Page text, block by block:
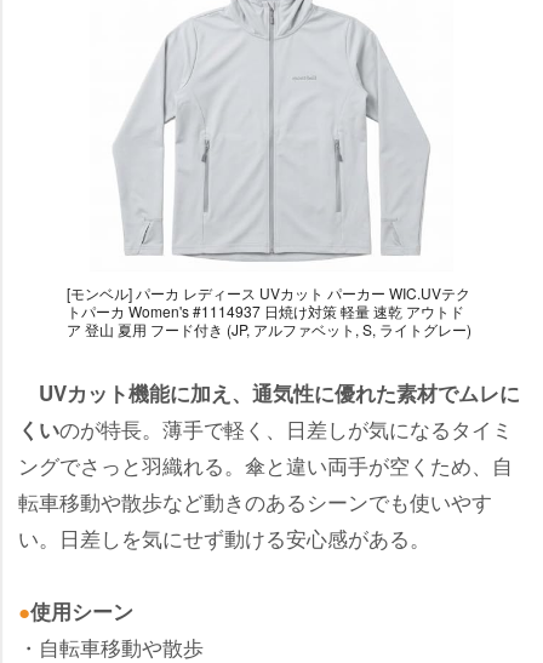
[モンベル] パーカ レディース UVカット パーカー WIC.UVテク
トパーカ Women's #1114937 日焼け対策 軽量 速乾 アウトド
ア 登山 夏用 フード付き (JP, アルファベット, S, ライトグレー)
UVカット機能に加え、通気性に優れた素材でムレに
くいのが特長。薄手で軽く、日差しが気になるタイミ
ングでさっと羽織れる。傘と違い両手が空くため、自
転車移動や散歩など動きのあるシーンでも使いやす
い。日差しを気にせず動ける安心感がある。
●使用シーン
・自転車移動や散歩